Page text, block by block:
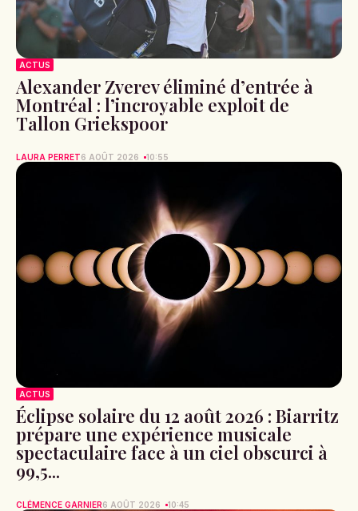
ACTUS
Alexander Zverev éliminé d’entrée à
Montréal : l’incroyable exploit de
Tallon Griekspoor
LAURA PERRET6 AOÛT 2026 10:55
ACTUS
Éclipse solaire du 12 août 2026 : Biarritz
prépare une expérience musicale
spectaculaire face à un ciel obscurci à
99,5...
CLÉMENCE GARNIER6 AOÛT 2026 10:45